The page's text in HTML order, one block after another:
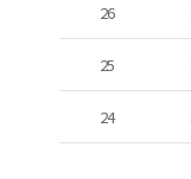
26
25
24